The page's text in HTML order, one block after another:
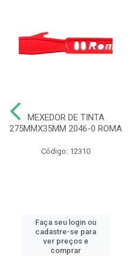
MEXEDOR DE TINTA
275MMX35MM 2046-0 ROMA
Código: 12310
Faça seu login ou
cadastre-se para
ver preços e
comprar